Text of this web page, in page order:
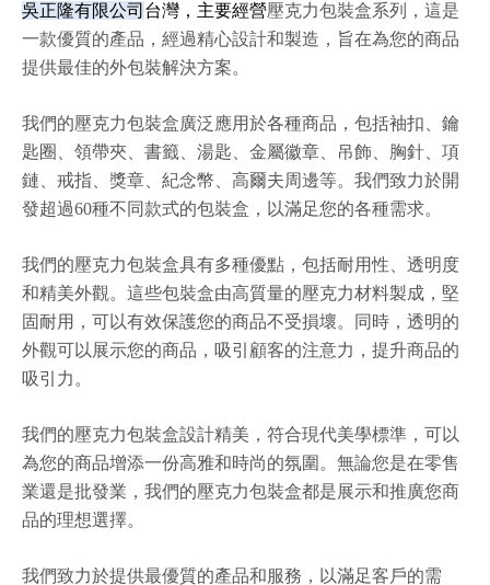
吳正隆有限公司 台灣，主要經營壓克力包裝盒系列，這是
一款優質的產品，經過精心設計和製造，旨在為您的商品
提供最佳的外包裝解決方案。
我們的壓克力包裝盒廣泛應用於各種商品，包括袖扣、鑰
匙圈、領帶夾、書籤、湯匙、金屬徽章、吊飾、胸針、項
鏈、戒指、獎章、紀念幣、高爾夫周邊等。我們致力於開
發超過60種不同款式的包裝盒，以滿足您的各種需求。
我們的壓克力包裝盒具有多種優點，包括耐用性、透明度
和精美外觀。這些包裝盒由高質量的壓克力材料製成，堅
固耐用，可以有效保護您的商品不受損壞。同時，透明的
外觀可以展示您的商品，吸引顧客的注意力，提升商品的
吸引力。
我們的壓克力包裝盒設計精美，符合現代美學標準，可以
為您的商品增添一份高雅和時尚的氛圍。無論您是在零售
業還是批發業，我們的壓克力包裝盒都是展示和推廣您商
品的理想選擇。
我們致力於提供最優質的產品和服務，以滿足客戶的需